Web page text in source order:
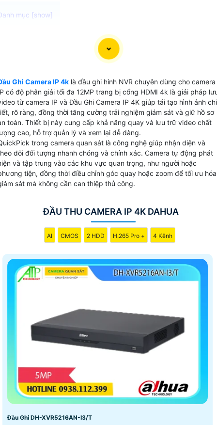
ghi camera IP 4K, hay còn gọi là đầu ghi NVR 4K là
bị ghi hình chuyên dụng để ghi và quản lý hình ảnh từ
camera IP với độ phân giải cao lên đến 8MP i nhu cầu
ghi này là lựa chọn lý tưởng Với khả năng ghi hình 4K
ghi camera IP 4K còn hỗ trợ nhiều tính năng thông
phát hiện chuyển động ghi đè, gửi thông báo và xem
từ xa thông qua ứng dụng di động mang lại sự thuận
an ninh tối ưu cho công trình của bạn.
Ghi Camera IP 4k là đầu ghi hinh NVR chuyên dùng cho camera
có độ phân giải tối đa 12MP trang bị cổng HDMI 4k là giải pháp
từ camera IP và Đầu Ghi Camera IP 4K giúp tái tạo hình ảnh chi
rõ ràng, đồng thời tăng cường trải nghiệm giám sát và giữ hồ sơ
toàn. Thiết bị này cung cấp khả năng quay và lưu trữ video chất
cao, hỗ trợ quản lý và xem lại dễ dàng.
trong camera quan sát là công nghệ giúp nhận diện và
dõi đối tượng nhanh chóng và chính xác. Camera tự động phát
và tập trung vào các khu vực quan trọng, như người hoặc
tiện, đồng thời điều chỉnh góc quay hoặc zoom để tối ưu hóa
sát mà không cần can thiệp thủ công.
ĐẦU THU CAMERA IP 4K DAHUA
AI CMOS 2 HDD H.265 Pro + 4 Kênh
Đầu Ghi DH-XVR5216AN-I3/T